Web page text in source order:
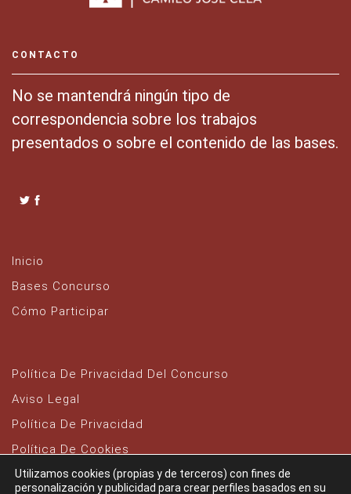
CONTACTO
No se mantendrá ningún tipo de
correspondencia sobre los trabajos
presentados o sobre el contenido de las bases.
Inicio
Bases Concurso
Cómo Participar
Política De Privacidad Del Concurso
Aviso Legal
Política De Privacidad
Política De Cookies
Utilizamos cookies (propias y de terceros) con fines de
personalización y publicidad para crear perfiles basados ​​en su